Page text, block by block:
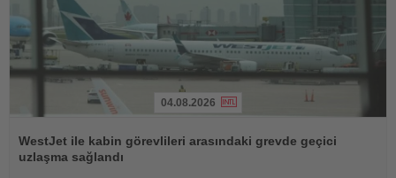
Oku
04.08.2026
WestJet ile kabin görevlileri arasındaki grevde geçici
uzlaşma sağlandı